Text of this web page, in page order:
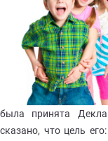
была принята
сказано, что цель